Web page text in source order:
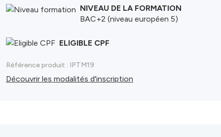
NIVEAU DE LA FORMATION
BAC+2 (niveau européen 5)
ELIGIBLE CPF
Référence produit : IPTM19
Découvrir les modalités d'inscription